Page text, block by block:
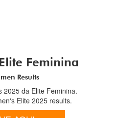
Feminina
Results
2025 da Elite Feminina.
Elite 2025 results.